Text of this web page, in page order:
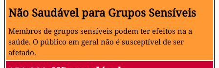
Não Saudável para Grupos Sensíveis
Membros de grupos sensíveis podem ter efeitos na a
saúde. O público em geral não é susceptível de ser
afetado.